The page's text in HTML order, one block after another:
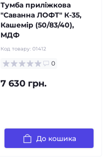
Тумба приліжкова
"Саванна ЛОФТ" К-35,
Кашемір (50/83/40),
МДФ
Код товару: 01412
0
7 630 грн.
До кошика